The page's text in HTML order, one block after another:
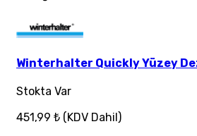
Winterhalter Quickly Yüzey
Stokta Var
451,99 ₺ (KDV Dahil)